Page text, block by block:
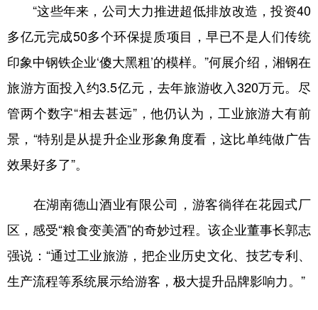
陕西 甘肃 青海 宁夏
新疆 内蒙古 黑龙江
多语种频道
English Español Français عربى
Русский язык
“这些年来，公司大力推进超低排放改造，投资40
多亿元完成50多个环保提质项目，早已不是人们传统
印象中钢铁企业‘傻大黑粗’的模样。”何展介绍，湘钢在
旅游方面投入约3.5亿元，去年旅游收入320万元。尽
管两个数字“相去甚远”，他仍认为，工业旅游大有前
景，“特别是从提升企业形象角度看，这比单纯做广告
效果好多了”。
在湖南德山酒业有限公司，游客徜徉在花园式厂
区，感受“粮食变美酒”的奇妙过程。该企业董事长郭志
强说：“通过工业旅游，把企业历史文化、技艺专利、
生产流程等系统展示给游客，极大提升品牌影响力。”